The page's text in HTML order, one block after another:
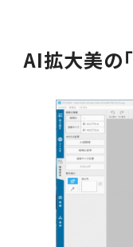
AI拡大美の